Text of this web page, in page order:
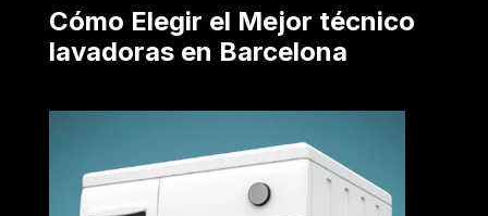
Cómo Elegir el Mejor técnico
lavadoras en Barcelona